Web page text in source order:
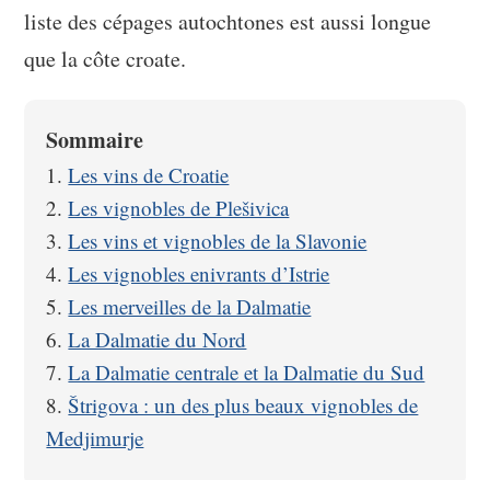
liste des cépages autochtones est aussi longue
que la côte croate.
Sommaire
Les vins de Croatie
Les vignobles de Plešivica
Les vins et vignobles de la Slavonie
Les vignobles enivrants d’Istrie
Les merveilles de la Dalmatie
La Dalmatie du Nord
La Dalmatie centrale et la Dalmatie du Sud
Štrigova : un des plus beaux vignobles de
Medjimurje